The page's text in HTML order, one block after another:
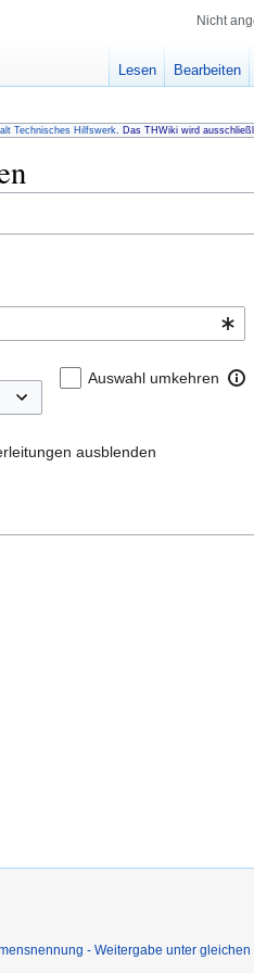
Technisches Hilfswerk . Das THWiki wird
Auswahl umkehren
ausblenden
Nicht
Lesen Bearbeiten